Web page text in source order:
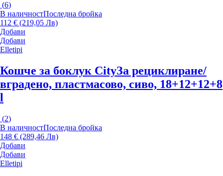
(6)
В наличностПоследна бройка
112 € (219,05 Лв)
Добави
Добави
Elletipi
Кошче за боклук CityЗа рециклиране/
вградено, пластмасово, сиво, 18+12+12+8
l
(2)
В наличностПоследна бройка
148 € (289,46 Лв)
Добави
Добави
Elletipi